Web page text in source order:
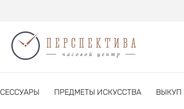
ПРЕДМЕТЫ ИСКУССТВА ВЫКУП